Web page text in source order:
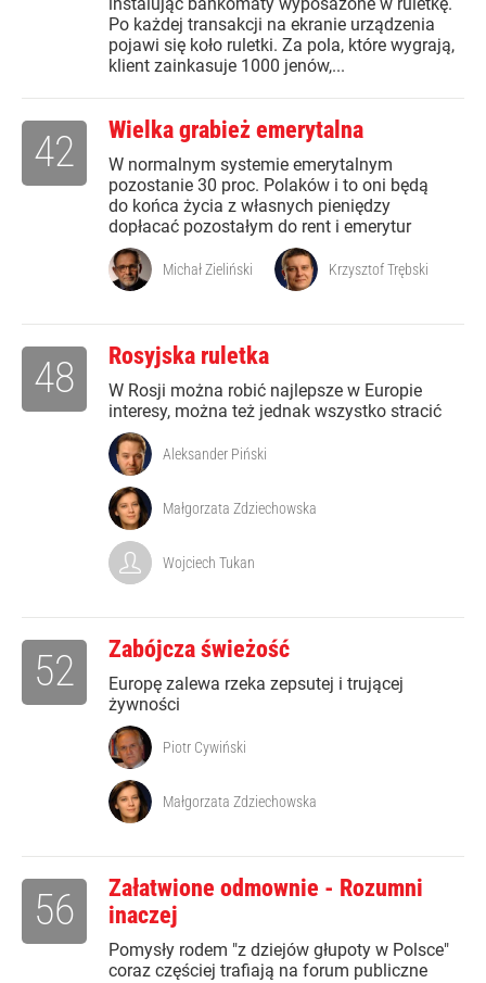
Po każdej transakcji na ekranie urządzenia
pojawi się koło ruletki. Za pola, które wygrają,
klient zainkasuje 1000 jenów,...
Wielka grabież emerytalna
W normalnym systemie emerytalnym
pozostanie 30 proc. Polaków i to oni będą
do końca życia z własnych pieniędzy
dopłacać pozostałym do rent i emerytur
42
Michał Zieliński Krzysztof Trębski
Rosyjska ruletka
W Rosji można robić najlepsze w Europie
interesy, można też jednak wszystko stracić
48
Aleksander Piński
Małgorzata Zdziechowska
Wojciech Tukan
Zabójcza świeżość
Europę zalewa rzeka zepsutej i trującej
żywności
52
Piotr Cywiński
Małgorzata Zdziechowska
Załatwione odmownie - Rozumni
inaczej
Pomysły rodem "z dziejów głupoty w Polsce"
coraz częściej trafiają na forum publiczne
56